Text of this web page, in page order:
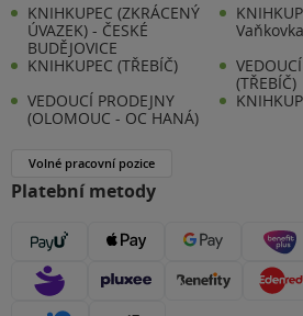
KNIHKUPEC (ZKRÁCENÝ
ÚVAZEK) - ČESKÉ
BUDĚJOVICE
KNIHKUPEC (TŘEBÍČ)
(TŘEBÍČ)
VEDOUCÍ PRODEJNY
(OLOMOUC - OC HANÁ)
Volné pracovní pozice
Platební metody